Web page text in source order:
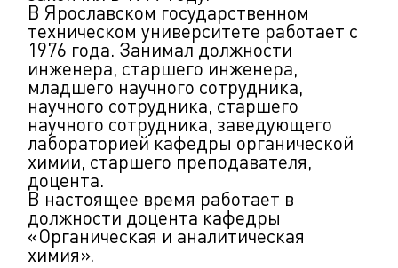
В Ярославском государственном
техническом университете работает с
1976 года. Занимал должности
инженера, старшего инженера,
младшего научного сотрудника,
научного сотрудника, старшего
научного сотрудника, заведующего
лабораторией кафедры органической
химии, старшего преподавателя,
доцента.
В настоящее время работает в
должности доцента кафедры
«Органическая и аналитическая
химия».